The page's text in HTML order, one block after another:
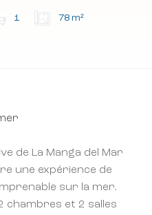
1 78 m²
de La Manga del Mar
une expérience de
sur la mer.
chambres et 2 salles